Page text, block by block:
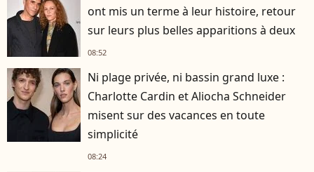
ont mis un terme à leur histoire, retour
sur leurs plus belles apparitions à deux
08:52
Ni plage privée, ni bassin grand luxe :
Charlotte Cardin et Aliocha Schneider
misent sur des vacances en toute
simplicité
08:24